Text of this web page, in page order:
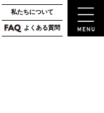
私たちについて
よくある質問